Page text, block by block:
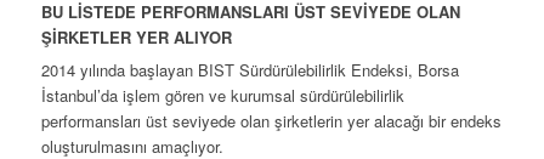
BU LİSTEDE PERFORMANSLARI ÜST SEVİYEDE OLAN
ŞİRKETLER YER ALIYOR
2014 yılında başlayan BIST Sürdürülebilirlik Endeksi, Borsa
İstanbul’da işlem gören ve kurumsal sürdürülebilirlik
performansları üst seviyede olan şirketlerin yer alacağı bir endeks
oluşturulmasını amaçlıyor.